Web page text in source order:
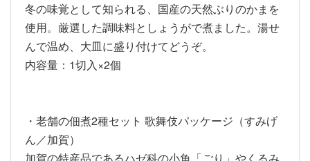
冬の味覚として知られる、国産の天然ぶりのかまを
使用。厳選した調味料としょうがで煮ました。湯せ
んで温め、大皿に盛り付けてどうぞ。
内容量：1切入×2個
・老舗の佃煮2種セット 歌舞伎パッケージ（すみげ
ん／加賀）